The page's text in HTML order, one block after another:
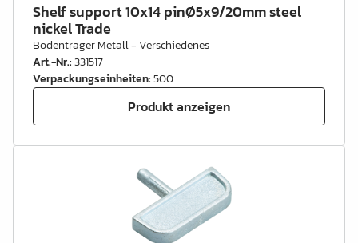
Shelf support 10x14 pinØ5x9/20mm steel
nickel Trade
Bodenträger Metall - Verschiedenes
Art.-Nr.:331517
Verpackungseinheiten:500
Produkt anzeigen